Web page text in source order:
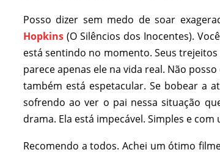
Posso dizer sem medo de soar
Hopkins (O Silêncios dos Inocentes).
está sentindo no momento. Seus
parece apenas ele na vida real. Não
também está espetacular. Se bobear a
sofrendo ao ver o pai nessa situação
drama. Ela está impecável. Simples e
Recomendo a todos. Achei um ótimo